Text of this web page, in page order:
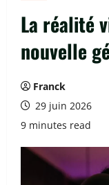
La réalité
nouvelle
Franck
29 juin 2026
9 minutes read